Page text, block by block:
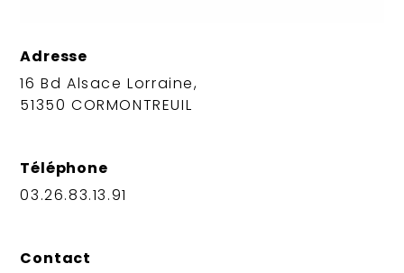
Adresse
16 Bd Alsace Lorraine,
51350 CORMONTREUIL
Téléphone
03.26.83.13.91
Contact